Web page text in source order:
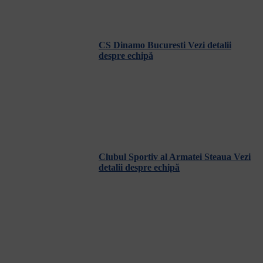
CS Dinamo Bucuresti Vezi detalii
despre echipă
Clubul Sportiv al Armatei Steaua Vezi
detalii despre echipă